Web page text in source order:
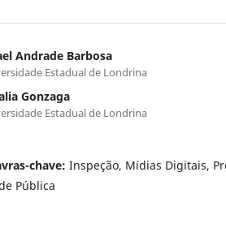
Andrade Barbosa
Estadual de Londrina
Gonzaga
Estadual de Londrina
chave: Inspeção, Mídias Digitais,
Pública